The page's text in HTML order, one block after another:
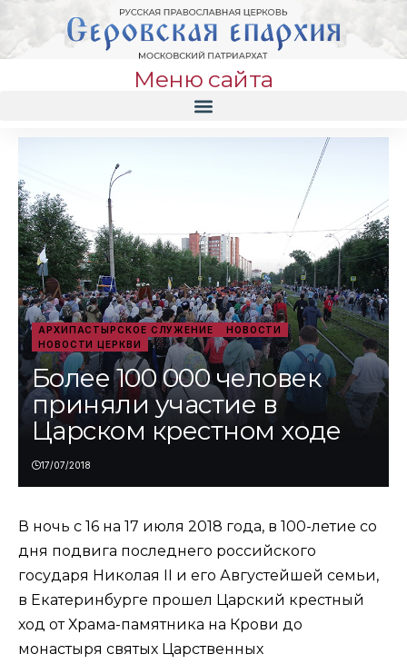
Меню сайта
АРХИПАСТЫРСКОЕ СЛУЖЕНИЕ
НОВОСТИ
НОВОСТИ ЦЕРКВИ
Более 100 000 человек
приняли участие в
Царском крестном ходе
17/07/2018
В ночь с 16 на 17 июля 2018 года, в 100-летие со
дня подвига последнего российского
государя Николая II и его Августейшей семьи,
в Екатеринбурге прошел Царский крестный
ход от Храма-памятника на Крови до
монастыря святых Царственных